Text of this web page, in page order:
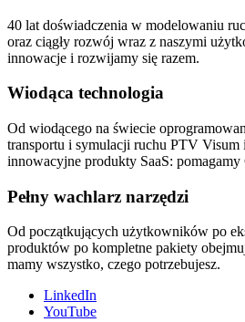
40 lat doświadczenia w modelowaniu
oraz ciągły rozwój wraz z naszymi
innowacje i rozwijamy się razem.
Wiodąca technologia
Od wiodącego na świecie
transportu i symulacji ruchu PTV
innowacyjne produkty SaaS: pomagamy
Pełny wachlarz narzędzi
Od początkujących użytkowników po
produktów po kompletne pakiety
mamy wszystko, czego potrzebujesz.
LinkedIn
YouTube